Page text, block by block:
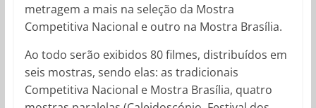
metragem a mais na seleção da Mostra
Competitiva Nacional e outro na Mostra Brasília.
Ao todo serão exibidos 80 filmes, distribuídos em
seis mostras, sendo elas: as tradicionais
Competitiva Nacional e Mostra Brasília, quatro